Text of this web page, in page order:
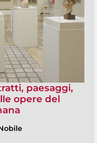
paesaggi,
opere del